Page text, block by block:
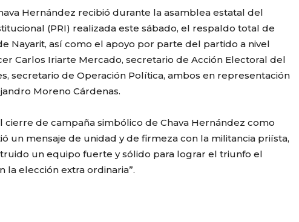
Hernández recibió durante la asamblea estatal del
(PRI) realizada este sábado, el respaldo total de
Nayarit, así como el apoyo por parte del partido a nivel
Carlos Iriarte Mercado, secretario de Acción Electoral del
secretario de Operación Política, ambos en representación
Moreno Cárdenas.
cierre de campaña simbólico de Chava Hernández como
un mensaje de unidad y de firmeza con la militancia priísta,
un equipo fuerte y sólido para lograr el triunfo el
la elección extra ordinaria”.